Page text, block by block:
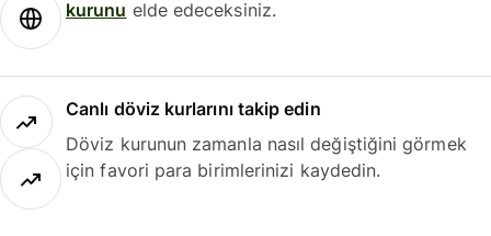
kurunu elde edeceksiniz.
Canlı döviz kurlarını takip edin
Döviz kurunun zamanla nasıl değiştiğini görmek
için favori para birimlerinizi kaydedin.